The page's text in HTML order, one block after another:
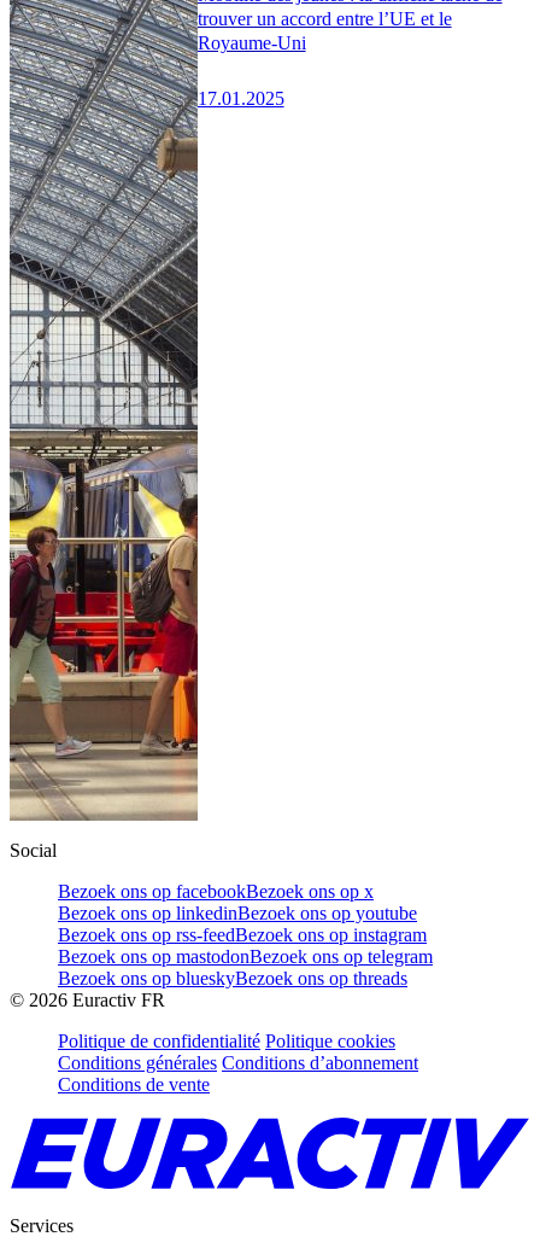
trouver un accord entre l’UE et le
Royaume-Uni
17.01.2025
Social
Bezoek ons op facebookBezoek ons op x
Bezoek ons op linkedinBezoek ons op youtube
Bezoek ons op rss-feedBezoek ons op instagram
Bezoek ons op mastodonBezoek ons op telegram
Bezoek ons op blueskyBezoek ons op threads
© 2026 Euractiv FR
Politique de confidentialité Politique cookies
Conditions générales Conditions d’abonnement
Conditions de vente
Services